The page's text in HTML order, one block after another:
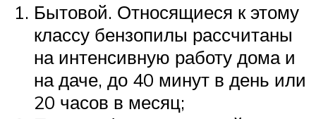
Бытовой. Относящиеся к этому
классу бензопилы рассчитаны
на интенсивную работу дома и
на даче, до 40 минут в день или
20 часов в месяц;